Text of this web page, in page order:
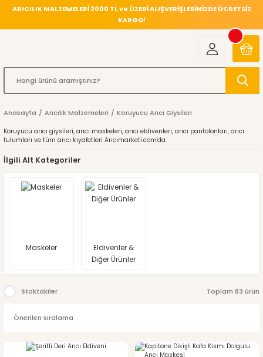
ARICILIK MALZEMELERİ 2000 TL ve ÜZERİ ALIŞVERİŞLERİNİZDE ÜCRETSİZ
KARGO!
Anasayfa Arıcılık Malzemeleri Koruyucu Arıcı Giysileri
Koruyucu arıcı giysileri, arıcı maskeleri, arıcı eldivenleri, arıcı pantolonları, arıcı
tulumları ve tüm arıcı kıyafetleri Arıcımarketi.com'da.
İlgili Alt Kategoriler
Maskeler
Eldivenler &
Diğer Ürünler
Stoktakiler Toplam 83 ürün